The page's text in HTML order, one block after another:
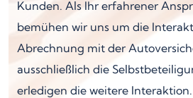
Kunden. Als Ihr erfahrener
bemühen wir uns um die
Abrechnung mit der
ausschließlich die
erledigen die weitere Interaktion.